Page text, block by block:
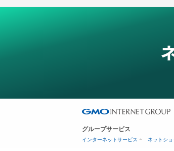
グループサービス
インターネットサービス ネットシ